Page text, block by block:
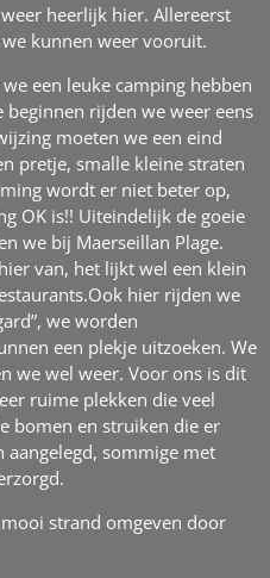
heerlijk hier. Allereerst
kunnen weer vooruit.
een leuke camping hebben
beginnen rijden we weer eens
moeten we een eind
pretje, smalle kleine straten
wordt er niet beter op,
OK is!! Uiteindelijk de goeie
we bij Maerseillan Plage.
van, het lijkt wel een klein
hier rijden we
we worden
een plekje uitzoeken. We
we wel weer. Voor ons is dit
ruime plekken die veel
bomen en struiken die er
aangelegd, sommige met
strand omgeven door